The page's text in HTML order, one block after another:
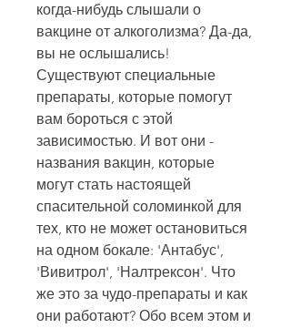
когда-нибудь слышали о
вакцине от алкоголизма? Да-да,
вы не ослышались!
Существуют специальные
препараты, которые помогут
вам бороться с этой
зависимостью. И вот они -
названия вакцин, которые
могут стать настоящей
спасительной соломинкой для
тех, кто не может остановиться
на одном бокале: 'Антабус',
'Вивитрол', 'Налтрексон'. Что
же это за чудо-препараты и как
они работают? Обо всем этом и